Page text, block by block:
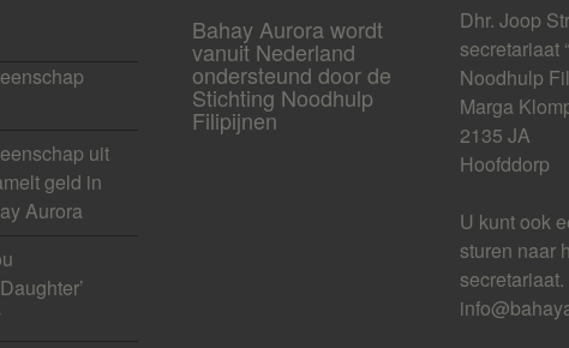
uit
geld in
Aurora
Bahay Aurora wordt
vanuit Nederland
ondersteund door de
Stichting Noodhulp
Filipijnen
Dhr. Joop
secretariaat
Noodhulp
Marga
2135 JA
Hoofddorp
U kunt ook
sturen naar
secretariaat.